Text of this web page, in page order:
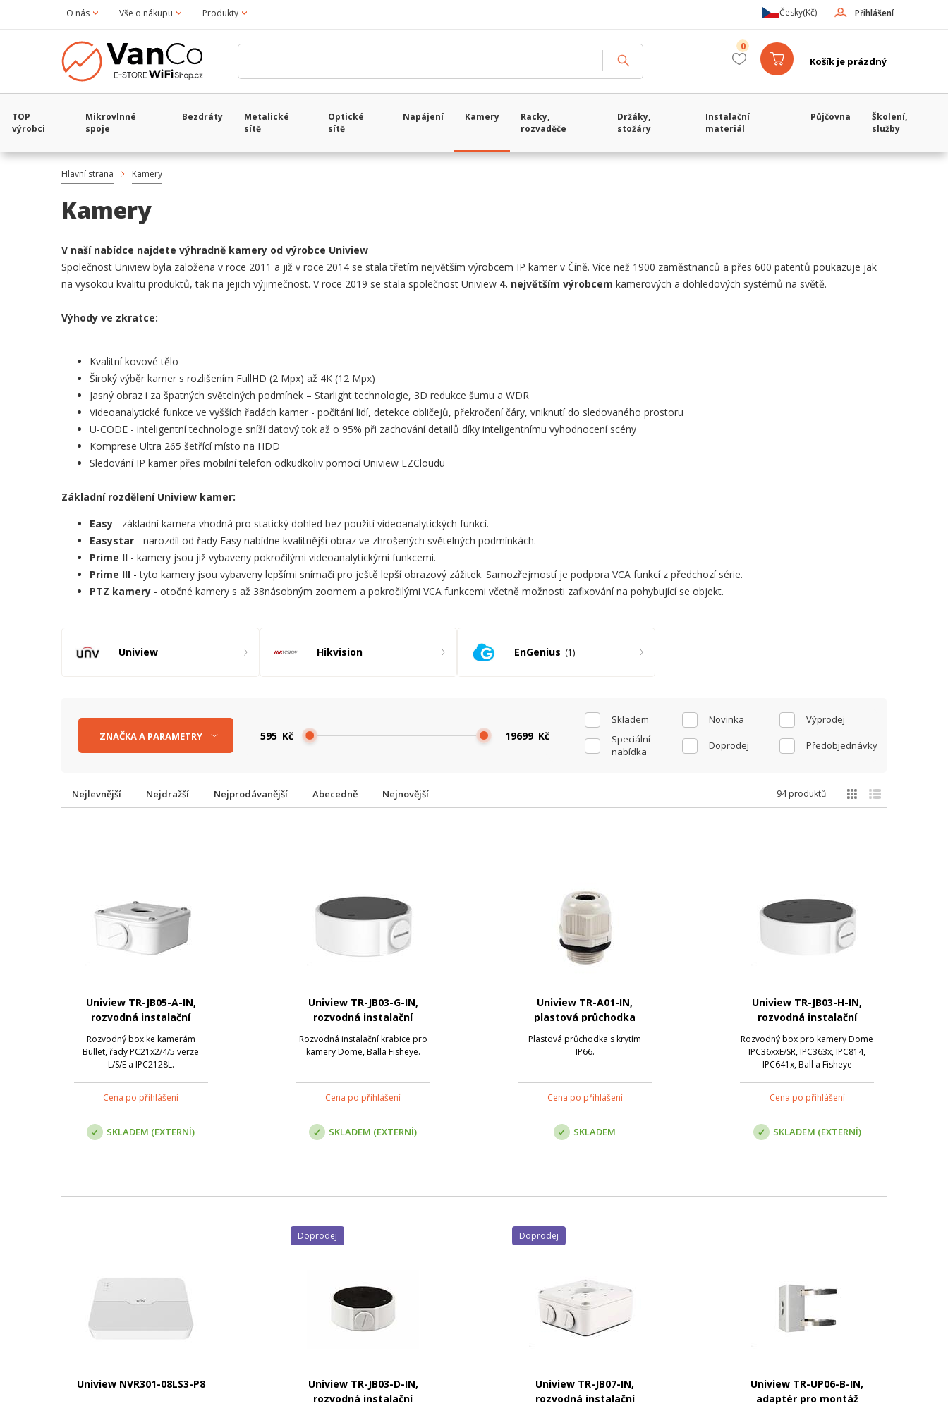
O nás Vše o nákupu Produkty Přihlášení
Česky(Kč)
Košík je prázdný
0
TOP
výrobci
Mikrovlnné
spoje
Bezdráty
Metalické
sítě
Optické
sítě
Napájení Kamery
Racky,
rozvaděče
Držáky,
stožáry
Instalační
materiál
Půjčovna
Školení,
služby
Hlavní strana Kamery
Kamery
V naší nabídce najdete výhradně kamery od výrobce Uniview
Společnost Uniview byla založena v roce 2011 a již v roce 2014 se stala třetím největším výrobcem IP kamer v Číně. Více než 1900 zaměstnanců a přes 600 patentů poukazuje jak
na vysokou kvalitu produktů, tak na jejich výjimečnost. V roce 2019 se stala společnost Uniview 4. největším výrobcem kamerových a dohledových systémů na světě.
Výhody ve zkratce:
Kvalitní kovové tělo
Široký výběr kamer s rozlišením FullHD (2 Mpx) až 4K (12 Mpx)
Jasný obraz i za špatných světelných podmínek – Starlight technologie, 3D redukce šumu a WDR
Videoanalytické funkce ve vyšších řadách kamer - počítání lidí, detekce obličejů, překročení čáry, vniknutí do sledovaného prostoru
U-CODE - inteligentní technologie sníží datový tok až o 95% při zachování detailů díky inteligentnímu vyhodnocení scény
Komprese Ultra 265 šetřící místo na HDD
Sledování IP kamer přes mobilní telefon odkudkoliv pomocí Uniview EZCloudu
Základní rozdělení Uniview kamer:
Easy - základní kamera vhodná pro statický dohled bez použití videoanalytických funkcí.
Easystar - narozdíl od řady Easy nabídne kvalitnější obraz ve zhrošených světelných podmínkách.
Prime II - kamery jsou již vybaveny pokročilými videoanalytickými funkcemi.
Prime III - tyto kamery jsou vybaveny lepšími snímači pro ještě lepší obrazový zážitek. Samozřejmostí je podpora VCA funkcí z předchozí série.
PTZ kamery - otočné kamery s až 38násobným zoomem a pokročilými VCA funkcemi včetně možnosti zafixování na pohybující se objekt.
Uniview Hikvision EnGenius 1
Skladem Novinka
Výprodej
Speciální
nabídka
Doprodej Předobjednávky
Kč Kč
ZNAČKAA PARAMETRY
Nejlevnější Nejdražší Nejprodávanější Abecedně Nejnovější 94 produktů
Uniview TR-JB05-A-IN,
rozvodná instalační
krabice
Rozvodný box ke kamerám
Bullet, řady PC21x2/4/5 verze
L/S/E a IPC2128L.
Cena po přihlášení
SKLADEM (EXTERNÍ)
Uniview TR-JB03-G-IN,
rozvodná instalační
krabice
Rozvodná instalační krabice pro
kamery Dome, Balla Fisheye.
Cena po přihlášení
SKLADEM (EXTERNÍ)
Uniview TR-A01-IN,
plastová průchodka
Plastová průchodka s krytím
IP66.
Cena po přihlášení
SKLADEM
Uniview TR-JB03-H-IN,
rozvodná instalační
krabice
Rozvodný box pro kamery Dome
IPC36xxE/SR, IPC363x, IPC814,
IPC641x, Ball a Fisheye
Cena po přihlášení
SKLADEM (EXTERNÍ)
Uniview NVR301-08LS3-P8
Uniview TR-JB03-D-IN,
rozvodná instalační
Doprodej
Uniview TR-JB07-IN,
rozvodná instalační
Doprodej
Uniview TR-UP06-B-IN,
adaptér pro montáž